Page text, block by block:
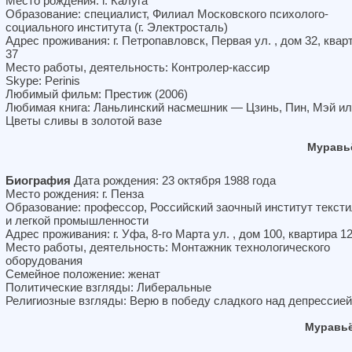
Образование: специалист, Филиал Московского психолого-
социального института (г. Электросталь)
Адрес проживания: г. Петропавловск, Первая ул. , дом 32,
37
Место работы, деятельность: Контролер-кассир
Skype: Perinis
Любимый фильм: Престиж (2006)
Любимая книга: Ланьлинский насмешник — Цзинь, Пин, Мэй
Цветы сливы в золотой вазе
Биография Дата рождения: 23 октября 1988 года
Место рождения: г. Пенза
Образование: профессор, Российский заочный институт
и легкой промышленности
Адрес проживания: г. Уфа, 8-го Марта ул. , дом 100, квартира
Место работы, деятельность: Монтажник технологического
оборудования
Семейное положение: женат
Политические взгляды: Либеральные
Религиозные взгляды: Верю в победу сладкого над депрессией